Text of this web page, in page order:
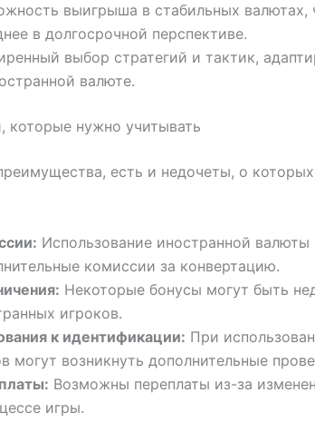
выигрыша в стабильных валютах,
в долгосрочной перспективе.
выбор стратегий и тактик,
валюте.
которые нужно учитывать
есть и недочеты, о
Использование иностранной
комиссии за конвертацию.
Некоторые бонусы могут быть
игроков.
к идентификации: При
могут возникнуть дополнительные
Возможны переплаты из-за
игры.